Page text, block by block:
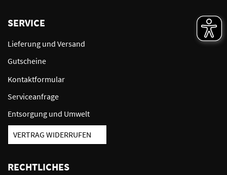
SERVICE
Lieferung und Versand
Gutscheine
Kontaktformular
Serviceanfrage
Entsorgung und Umwelt
VERTRAG WIDERRUFEN
RECHTLICHES